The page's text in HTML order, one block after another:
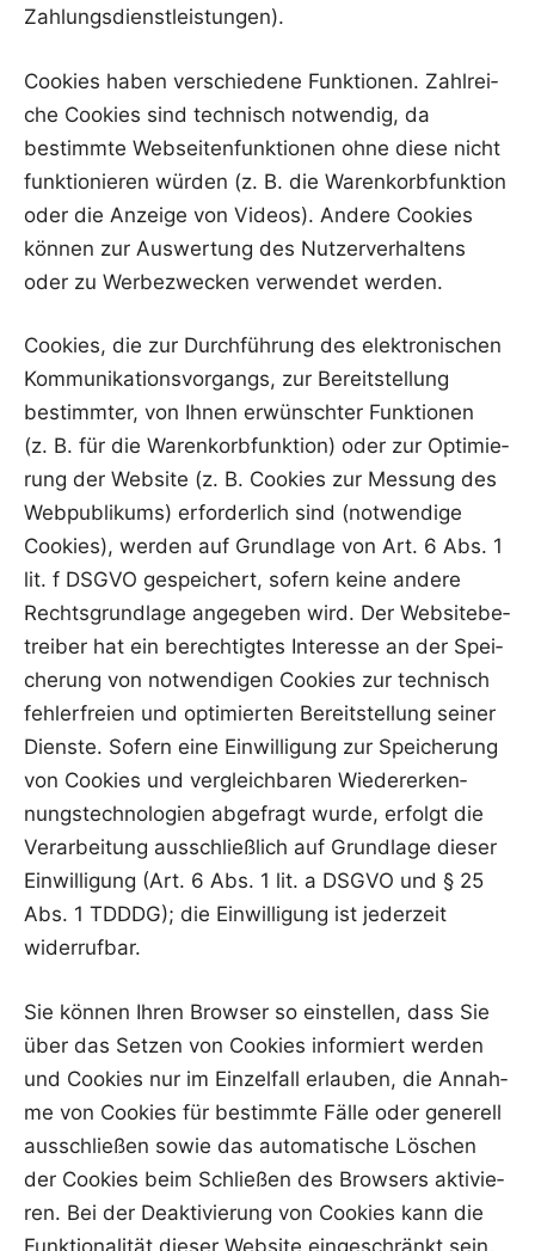
Zahlungsdienstleistungen).
Coo­kies haben ver­schie­de­ne Funk­tio­nen. Zahl­rei­
che Coo­kies sind tech­nisch not­wen­dig, da
bestimm­te Web­sei­ten­funk­tio­nen ohne die­se nicht
funk­tio­nie­ren wür­den (z. B. die Waren­korb­funk­ti­on
oder die Anzei­ge von Vide­os). Ande­re Coo­kies
kön­nen zur Aus­wer­tung des Nut­zer­ver­hal­tens
oder zu Wer­be­zwe­cken ver­wen­det werden.
Coo­kies, die zur Durch­füh­rung des elek­tro­ni­schen
Kom­mu­ni­ka­ti­ons­vor­gangs, zur Bereit­stel­lung
bestimm­ter, von Ihnen erwünsch­ter Funk­tio­nen
(z. B. für die Waren­korb­funk­ti­on) oder zur Opti­mie­
rung der Web­site (z. B. Coo­kies zur Mes­sung des
Web­pu­bli­kums) erfor­der­lich sind (not­wen­di­ge
Coo­kies), wer­den auf Grund­la­ge von Art. 6 Abs. 1
lit. f DSGVO gespei­chert, sofern kei­ne ande­re
Rechts­grund­la­ge ange­ge­ben wird. Der Web­site­be­
trei­ber hat ein berech­tig­tes Inter­es­se an der Spei­
che­rung von not­wen­di­gen Coo­kies zur tech­nisch
feh­ler­frei­en und opti­mier­ten Bereit­stel­lung sei­ner
Diens­te. Sofern eine Ein­wil­li­gung zur Spei­che­rung
von Coo­kies und ver­gleich­ba­ren Wie­der­erken­
nungs­tech­no­lo­gien abge­fragt wur­de, erfolgt die
Ver­ar­bei­tung aus­schließ­lich auf Grund­la­ge die­ser
Ein­wil­li­gung (Art. 6 Abs. 1 lit. a DSGVO und § 25
Abs. 1 TDDDG); die Ein­wil­li­gung ist jeder­zeit
widerrufbar.
Sie kön­nen Ihren Brow­ser so ein­stel­len, dass Sie
über das Set­zen von Coo­kies infor­miert wer­den
und Coo­kies nur im Ein­zel­fall erlau­ben, die Annah­
me von Coo­kies für bestimm­te Fäl­le oder gene­rell
aus­schlie­ßen sowie das auto­ma­ti­sche Löschen
der Coo­kies beim Schlie­ßen des Brow­sers akti­vie­
ren. Bei der Deak­ti­vie­rung von Coo­kies kann die
Funk­tio­na­li­tät die­ser Web­site ein­ge­schränkt sein.